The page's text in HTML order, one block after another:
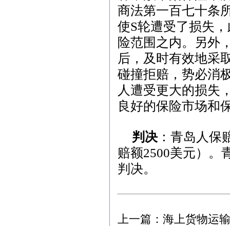
商法第一百七十条
使S轮遭受了损失
险范围之内。另外
后，及时有效地采
碰撞拒赔，势必消
人遭受更大的损失
良好的保险市场和
判决：青岛人保
赔额2500美元）。
判决。
上一篇： 海上货物运